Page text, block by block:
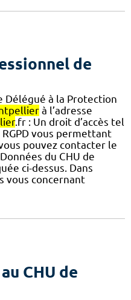
de
à la Protection
à l’adresse
.fr : Un droit d’accès tel
vous permettant
pouvez contacter le
du CHU de
ci-dessus. Dans
vous concernant
CHU de